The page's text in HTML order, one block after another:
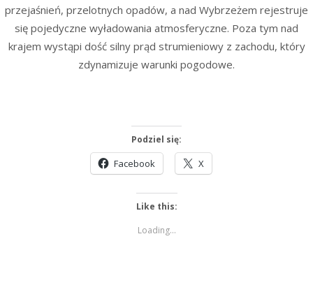
przejaśnień, przelotnych opadów, a nad Wybrzeżem rejestruje
się pojedyczne wyładowania atmosferyczne. Poza tym nad
krajem wystąpi dość silny prąd strumieniowy z zachodu, który
zdynamizuje warunki pogodowe.
Podziel się:
Facebook X
Like this:
Loading...